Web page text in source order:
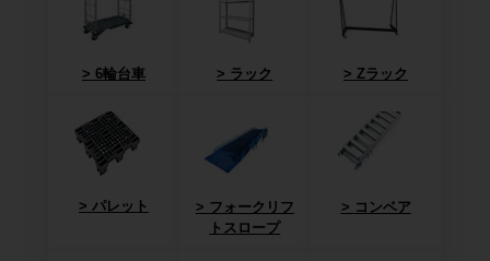
6輪台車 ラック Zラック
パレット
フォークリフ
トスロープ
コンベア